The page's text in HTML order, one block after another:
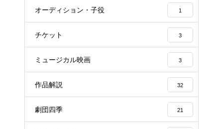
オーディション・子役 1
チケット 3
ミュージカル映画 3
作品解説 32
劇団四季 21